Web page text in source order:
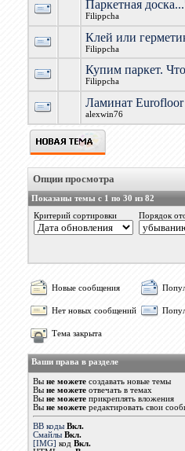
Паркетная
Filippcha
Клей или
Filippcha
Купим паркет.
Filippcha
Ламинат Eurofloor
alexwin76
Опции просмотра
Показаны темы с 1 по 30 из 82
Критерий сортировки
Порядок
Новые сообщения
Нет новых сообщений
Тема закрыта
Ваши права в разделе
Вы не можетесоздавать новые темы
Вы не можетеотвечать в темах
Вы не можетеприкреплять вложения
Вы не можетередактировать свои
BB коды Вкл.
Смайлы Вкл.
[IMG] код Вкл.